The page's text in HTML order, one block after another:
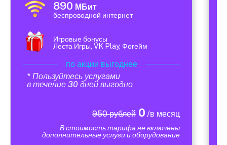
890 МБит
беспроводной интернет
Игровые бонусы
Леста Игры, VK Play, Фогейм
по акции выгоднее
* Пользуйтесь услугами
в течение 30 дней выгодно
950 рублей0 /в месяц
В стоимость тарифа не включены
дополнительные услуги и оборудование